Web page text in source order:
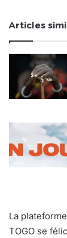
Articles
La
TOGO se